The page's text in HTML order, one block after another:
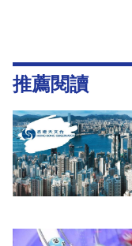
推薦閱讀